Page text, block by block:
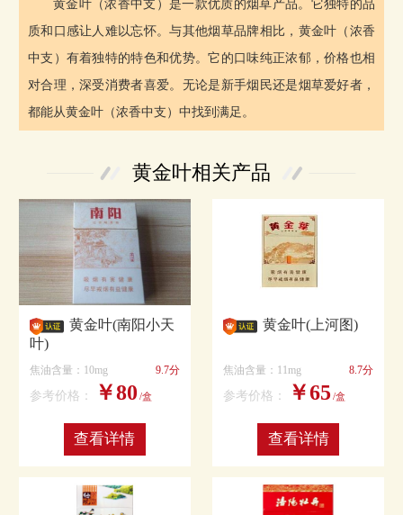
黄金叶（浓香中支）是一款优质的烟草产品。它独特的品
质和口感让人难以忘怀。与其他烟草品牌相比，黄金叶（浓香
中支）有着独特的特色和优势。它的口味纯正浓郁，价格也相
对合理，深受消费者喜爱。无论是新手烟民还是烟草爱好者，
都能从黄金叶（浓香中支）中找到满足。
黄金叶相关产品
黄金叶(南阳小天
叶)
焦油含量：10mg 9.7分
参考价格： ￥80 /盒
查看详情
黄金叶(上河图)
焦油含量：11mg 8.7分
参考价格： ￥65 /盒
查看详情